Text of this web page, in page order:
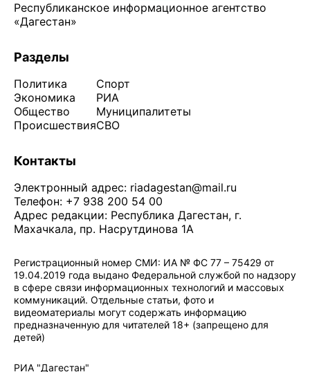
Республиканское информационное агентство
«Дагестан»
Разделы
Политика
Экономика
Общество
Происшествия
Спорт
РИА
Муниципалитеты
СВО
Контакты
Электронный адрес: riadagestan@mail.ru
Телефон: +7 938 200 54 00
Адрес редакции: Республика Дагестан, г.
Махачкала, пр. Насрутдинова 1А
Регистрационный номер СМИ: ИА № ФС 77 – 75429 от
19.04.2019 года выдано Федеральной службой по надзору
в сфере связи информационных технологий и массовых
коммуникаций. Отдельные статьи, фото и
видеоматериалы могут содержать информацию
предназначенную для читателей 18+ (запрещено для
детей)
РИА "Дагестан"